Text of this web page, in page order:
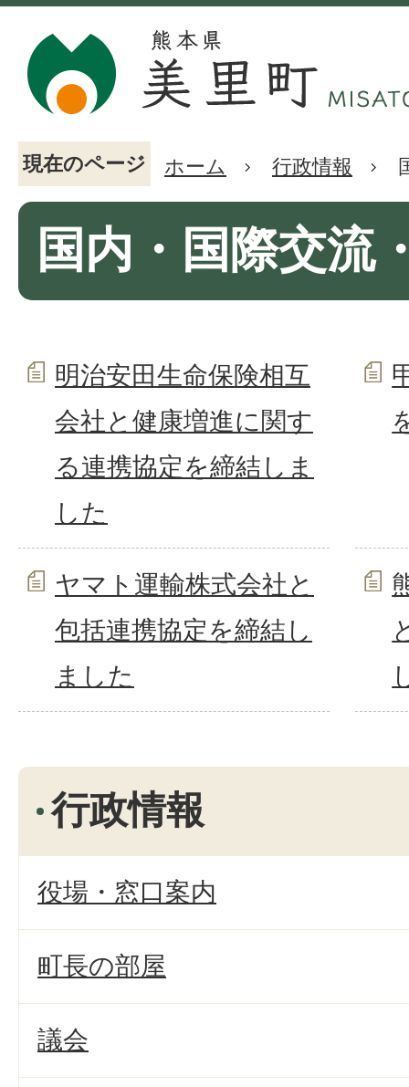
現在のページ ホーム 行政情報
国内・国際交流
明治安田生命保険相互
会社と健康増進に関す
る連携協定を締結しま
した
ヤマト運輸株式会社と
包括連携協定を締結し
ました
行政情報
役場・窓口案内
町長の部屋
議会